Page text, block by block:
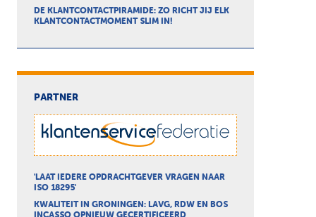
DE KLANTCONTACTPIRAMIDE: ZO RICHT JIJ ELK
KLANTCONTACTMOMENT SLIM IN!
PARTNER
'LAAT IEDERE OPDRACHTGEVER VRAGEN NAAR
ISO 18295'
KWALITEIT IN GRONINGEN: LAVG, RDW EN BOS